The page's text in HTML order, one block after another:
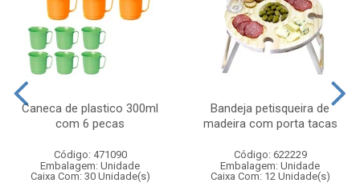
Caneca de plastico 300ml
com 6 pecas
Código: 471090
Embalagem: Unidade
Caixa Com: 30 Unidade(s)
Bandeja petisqueira de
madeira com porta tacas
Código: 622229
Embalagem: Unidade
Caixa Com: 12 Unidade(s)